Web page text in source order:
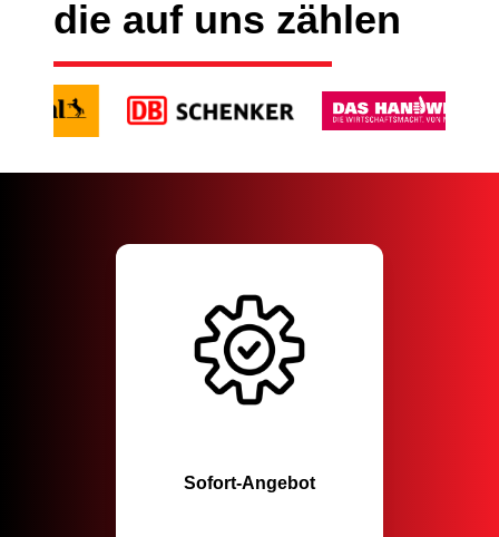
die auf uns zählen
Sofort-Angebot